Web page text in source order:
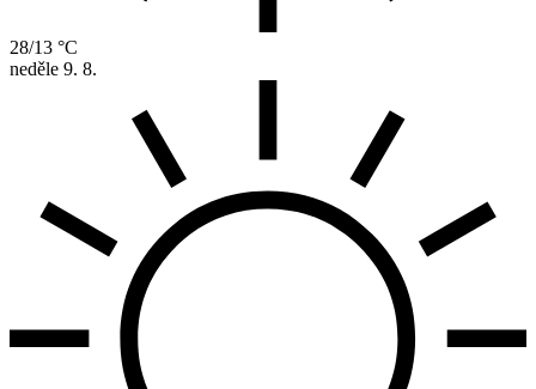
28/13 °C
neděle 9. 8.